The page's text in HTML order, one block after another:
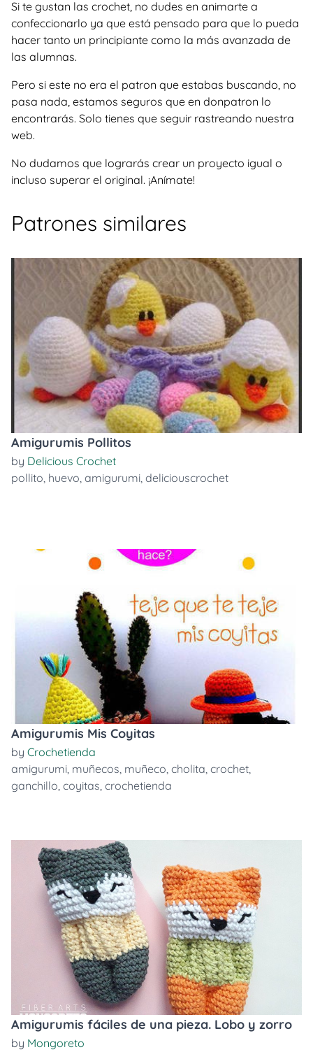
Si te gustan las crochet, no dudes en animarte a
confeccionarlo ya que está pensado para que lo pueda
hacer tanto un principiante como la más avanzada de
las alumnas.
Pero si este no era el patron que estabas buscando, no
pasa nada, estamos seguros que en donpatron lo
encontrarás. Solo tienes que seguir rastreando nuestra
web.
No dudamos que lograrás crear un proyecto igual o
incluso superar el original. ¡Anímate!
Patrones similares
Amigurumis Pollitos
by Delicious Crochet
pollito, huevo, amigurumi, deliciouscrochet
Amigurumis Mis Coyitas
by Crochetienda
amigurumi, muñecos, muñeco, cholita, crochet,
ganchillo, coyitas, crochetienda
Amigurumis fáciles de una pieza. Lobo y zorro
by Mongoreto